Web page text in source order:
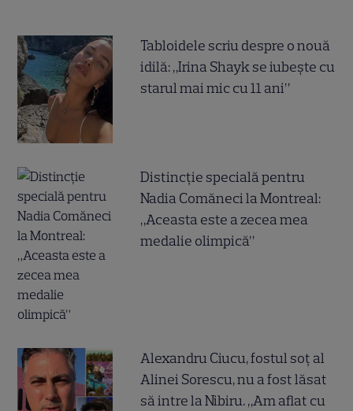
Tabloidele scriu despre o nouă
idilă: „Irina Shayk se iubește cu
starul mai mic cu 11 ani”
Distincție specială pentru
Nadia Comăneci la Montreal:
„Aceasta este a zecea mea
medalie olimpică”
Alexandru Ciucu, fostul soț al
Alinei Sorescu, nu a fost lăsat
să intre la Nibiru. „Am aflat cu